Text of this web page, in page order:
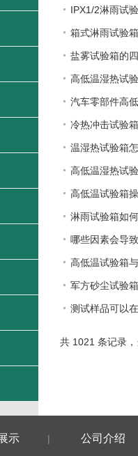
IPX1/2淋雨试
箱式淋雨试验
盐雾试验箱的
高低温湿热试
汽车零部件高
冷热冲击试验
温湿热试验箱
高低温湿热试
高低温试验箱
淋雨试验箱如
哪些因素会导
高低温试验箱
军方砂尘试验
测试样品可以
共 1021 条记录
示 | 公司介绍